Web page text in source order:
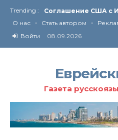
Trending :
Соглашение США с
Технология
О нас • Стать автором •
Войти
08.09.2026
Газета